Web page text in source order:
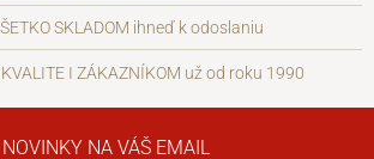
SKLADOM ihneď k odoslaniu
I ZÁKAZNÍKOM už od roku 1990
NOVINKY NA VÁŠ EMAIL